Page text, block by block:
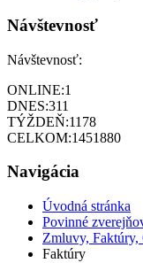
Návštevnosť
Návštevnosť:
ONLINE:1
DNES:311
TÝŽDEŇ:1178
CELKOM:1451880
Navigácia
Úvodná stránka
Povinné
Zmluvy, Faktúry,
Faktúry